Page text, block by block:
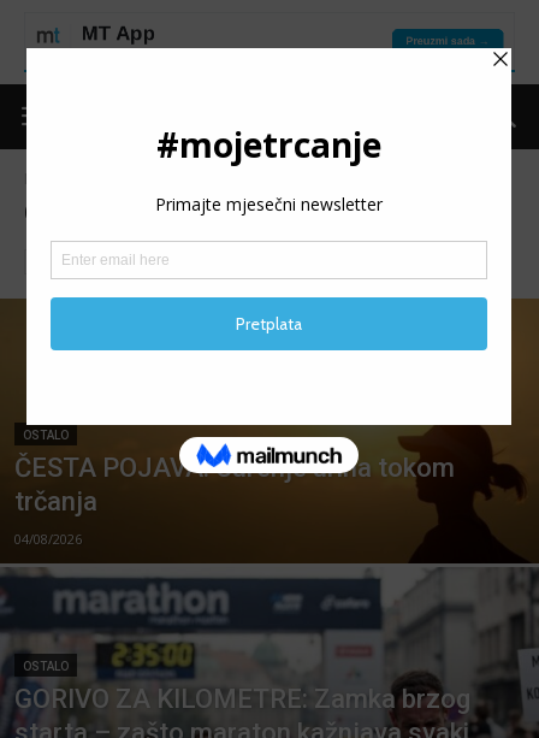
OSTALO
Iz svijeta trčanja Izdvojeno
OSTALO
ČESTA POJAVA: Curenje urina tokom
trčanja
04/08/2026
OSTALO
GORIVO ZA KILOMETRE: Zamka brzog